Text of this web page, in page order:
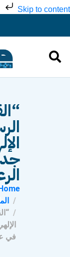
Skip to content
في